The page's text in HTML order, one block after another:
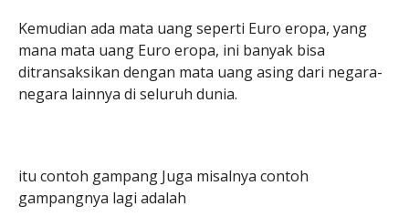
Kemudian ada mata uang seperti Euro eropa, yang
mana mata uang Euro eropa, ini banyak bisa
ditransaksikan dengan mata uang asing dari negara-
negara lainnya di seluruh dunia.
itu contoh gampang Juga misalnya contoh
gampangnya lagi adalah